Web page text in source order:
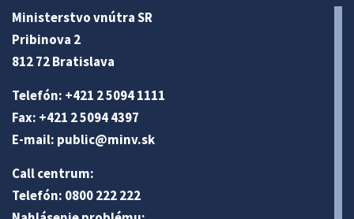
Ministerstvo vnútra SR
Pribinova 2
812 72 Bratislava
Telefón: +421 2 5094 1111
Fax: +421 2 5094 4397
E-mail: public@minv.sk
Call centrum:
Telefón: 0800 222 222